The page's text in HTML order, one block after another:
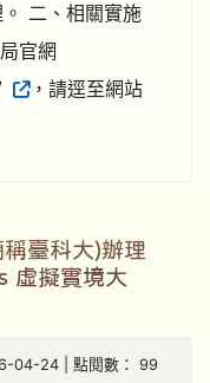
二、相關實施
官網
，請逕至網站
臺科大)辦理
虛擬實境大
04-24 | 點閱數： 99